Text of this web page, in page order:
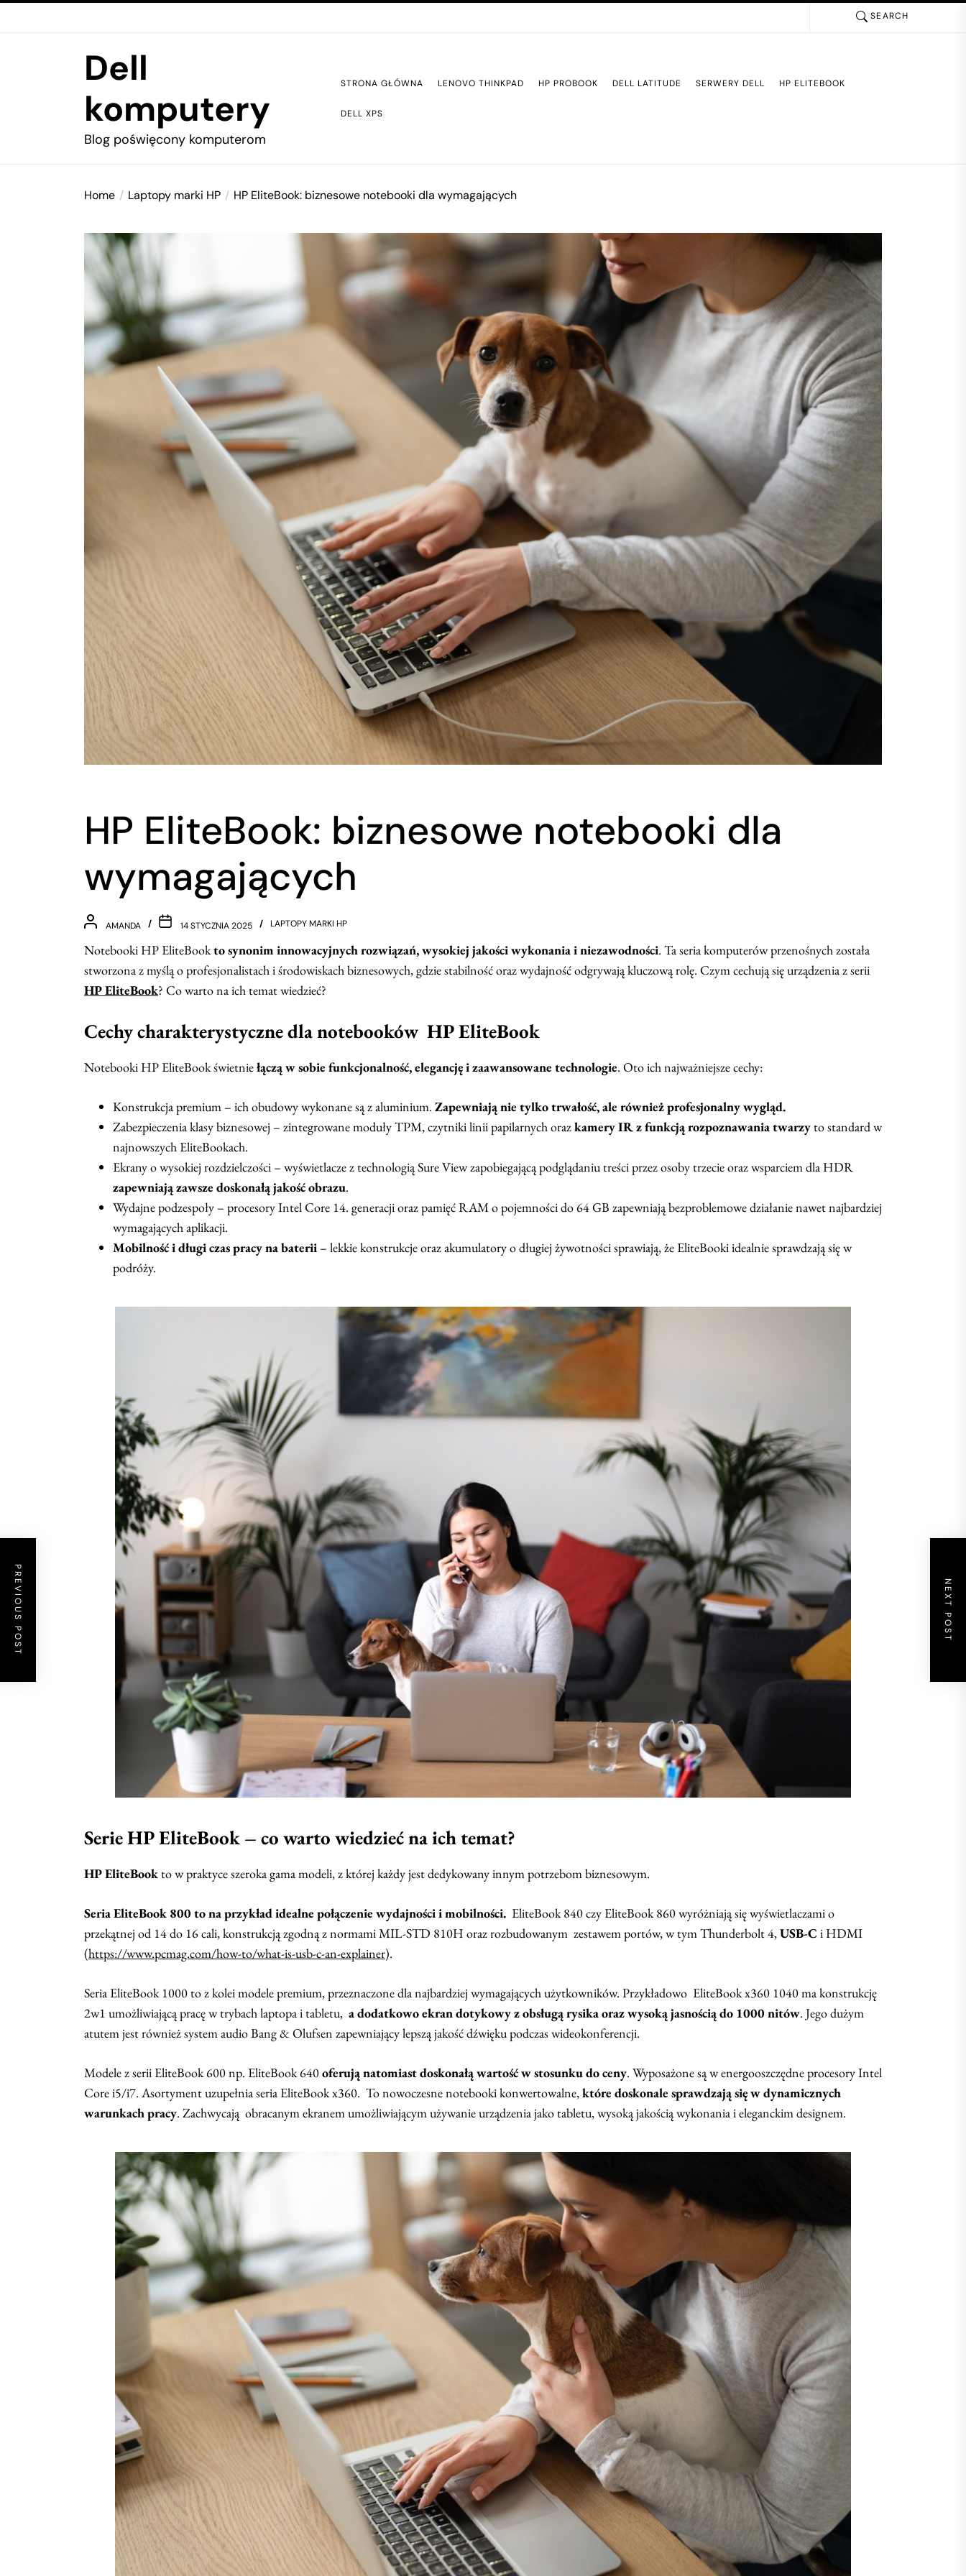
SEARCH
Dell
komputery
Blog poświęcony komputerom
STRONA GŁÓWNA LENOVO THINKPAD HP PROBOOK DELL LATITUDE SERWERY DELL HP ELITEBOOK
DELL XPS
Home Laptopy marki HP HP EliteBook: biznesowe notebooki dla wymagających
HP EliteBook: biznesowe notebooki dla
wymagających
AMANDA 14 STYCZNIA 2025 LAPTOPY MARKI HP
Notebooki HP EliteBookto synonim innowacyjnych rozwiązań, wysokiej jakości wykonania i niezawodności. Ta seria komputerów przenośnych została
stworzona z myślą o profesjonalistach i środowiskach biznesowych, gdzie stabilność oraz wydajność odgrywają kluczową rolę. Czym cechują się urządzenia z serii
HP EliteBook? Co warto na ich temat wiedzieć?
Cechy charakterystyczne dla notebooków HP EliteBook
Notebooki HP EliteBook świetniełączą w sobie funkcjonalność, elegancję i zaawansowane technologie. Oto ich najważniejsze cechy:
Konstrukcja premium – ich obudowy wykonane są z aluminium. Zapewniają nie tylko trwałość, ale również profesjonalny wygląd.
Zabezpieczenia klasy biznesowej – zintegrowane moduły TPM, czytniki linii papilarnych orazkamery IR z funkcją rozpoznawania twarzyto standard w
najnowszych EliteBookach.
Ekrany o wysokiej rozdzielczości – wyświetlacze z technologią Sure View zapobiegającą podglądaniu treści przez osoby trzecie oraz wsparciem dla HDR
zapewniają zawsze doskonałą jakość obrazu.
Wydajne podzespoły – procesory Intel Core 14. generacji oraz pamięć RAM o pojemności do 64 GB zapewniają bezproblemowe działanie nawet najbardziej
wymagających aplikacji.
Mobilność i długi czas pracy na baterii – lekkie konstrukcje oraz akumulatory o długiej żywotności sprawiają, że EliteBooki idealnie sprawdzają się w
podróży.
Serie HP EliteBook – co warto wiedzieć na ich temat?
HP EliteBookto w praktyce szeroka gama modeli, z której każdy jest dedykowany innym potrzebom biznesowym.
Seria EliteBook 800 to na przykład idealne połączenie wydajności i mobilności. EliteBook 840 czy EliteBook 860 wyróżniają się wyświetlaczami o
przekątnej od 14 do 16 cali, konstrukcją zgodną z normami MIL-STD 810H oraz rozbudowanym zestawem portów, w tym Thunderbolt 4,USB-C i HDMI
(https://www.pcmag.com/how-to/what-is-usb-c-an-explainer).
Seria EliteBook 1000 to z kolei modele premium, przeznaczone dla najbardziej wymagających użytkowników. Przykładowo EliteBook x360 1040 ma konstrukcję
2w1 umożliwiającą pracę w trybach laptopa i tabletu, a dodatkowo ekran dotykowy z obsługą rysika oraz wysoką jasnością do 1000 nitów. Jego dużym
atutem jest również system audio Bang & Olufsen zapewniający lepszą jakość dźwięku podczas wideokonferencji.
Modele z serii EliteBook 600 np. EliteBook 640oferują natomiast doskonałą wartość w stosunku do ceny. Wyposażone są w energooszczędne procesory Intel
Core i5/i7. Asortyment uzupełnia seria EliteBook x360. To nowoczesne notebooki konwertowalne,które doskonale sprawdzają się w dynamicznych
warunkach pracy. Zachwycają obracanym ekranem umożliwiającym używanie urządzenia jako tabletu, wysoką jakością wykonania i eleganckim designem.
PREVIOUS POST NEXT POST